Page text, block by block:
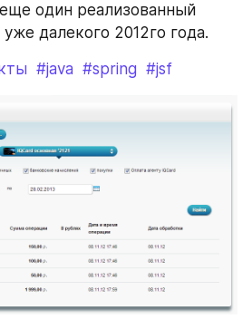
один реализованный
далекого 2012го года.
#java #spring #jsf